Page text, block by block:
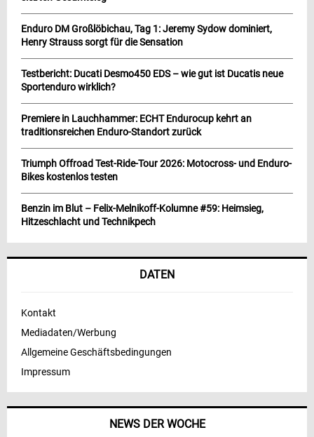
NEWS DER WOCHE
Enduro DM Großlöbichau, Tag 1: Jeremy Sydow dominiert,
Henry Strauss sorgt für die Sensation
Testbericht: Ducati Desmo450 EDS – wie gut ist Ducatis neue
Sportenduro wirklich?
Premiere in Lauchhammer: ECHT Endurocup kehrt an
traditionsreichen Enduro-Standort zurück
Triumph Offroad Test-Ride-Tour 2026: Motocross- und Enduro-
Bikes kostenlos testen
Benzin im Blut – Felix-Melnikoff-Kolumne #59: Heimsieg,
Hitzeschlacht und Technikpech
DATEN
Kontakt
Mediadaten/Werbung
Allgemeine Geschäftsbedingungen
Impressum